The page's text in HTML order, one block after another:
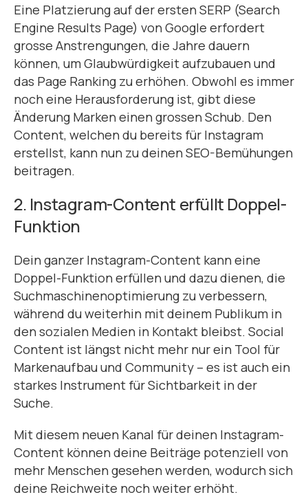
Eine Platzierung auf der ersten SERP (Search
Engine Results Page) von Google erfordert
grosse Anstrengungen, die Jahre dauern
können, um Glaubwürdigkeit aufzubauen und
das Page Ranking zu erhöhen. Obwohl es immer
noch eine Herausforderung ist, gibt diese
Änderung Marken einen grossen Schub. Den
Content, welchen du bereits für Instagram
erstellst, kann nun zu deinen SEO-Bemühungen
beitragen.
2. Instagram-Content erfüllt Doppel-
Funktion
Dein ganzer Instagram-Content kann eine
Doppel-Funktion erfüllen und dazu dienen, die
Suchmaschinenoptimierung zu verbessern,
während du weiterhin mit deinem Publikum in
den sozialen Medien in Kontakt bleibst. Social
Content ist längst nicht mehr nur ein Tool für
Markenaufbau und Community – es ist auch ein
starkes Instrument für Sichtbarkeit in der
Suche.
Mit diesem neuen Kanal für deinen Instagram-
Content können deine Beiträge potenziell von
mehr Menschen gesehen werden, wodurch sich
deine Reichweite noch weiter erhöht.